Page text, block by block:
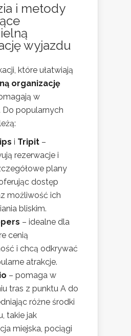
i metody
wyjazdu
które ułatwiają
organizację
w
Do popularnych
i Tripit –
rezerwacje i
plany
dostęp
możliwość ich
bliskim.
– idealne dla
cenią
i chcą odkrywać
atrakcje.
– pomaga w
tras z punktu A do
różne środki
takie jak
miejska, pociągi